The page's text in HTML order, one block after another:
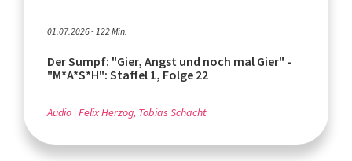
01.07.2026 - 122 Min.
Der Sumpf: "Gier, Angst und noch mal Gier" -
"M*A*S*H": Staffel 1, Folge 22
Audio Felix Herzog, Tobias Schacht